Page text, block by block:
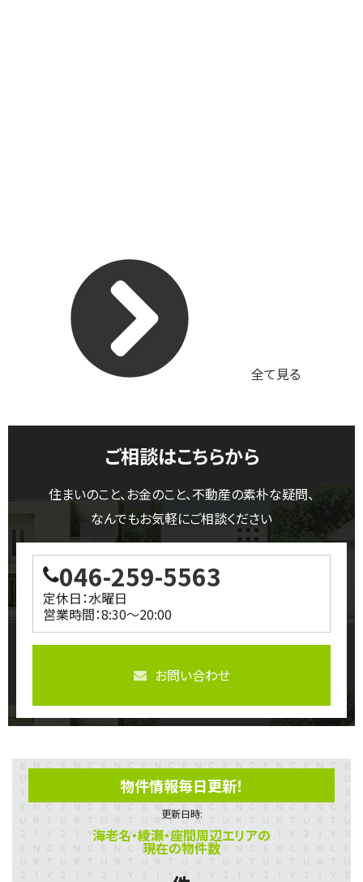
全て見る
ご相談はこちらから
住まいのこと、お金のこと、不動産の素朴な疑問、
なんでもお気軽にご相談ください
046-259-5563
定休日：水曜日
営業時間：8:30～20:00
お問い合わせ
物件情報毎日更新！
更新日時:
海老名・綾瀬・座間周辺エリアの
現在の物件数